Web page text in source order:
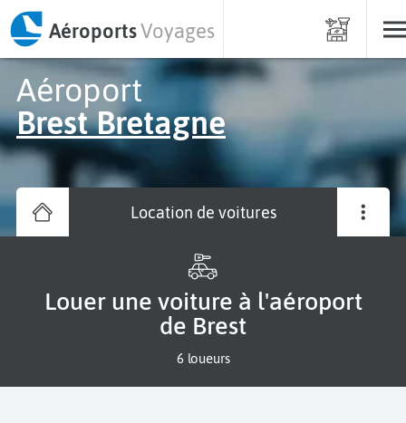
AéroportsVoyages
Aéroport
Brest Bretagne
Location de voitures
Louer une voiture à l'aéroport
de Brest
6 loueurs